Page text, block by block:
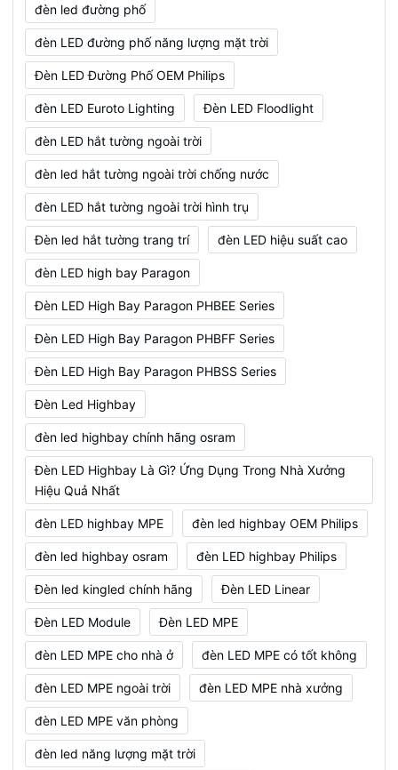
đèn led đường phố
đèn LED đường phố năng lượng mặt trời
Đèn LED Đường Phố OEM Philips
đèn LED Euroto Lighting Đèn LED Floodlight
đèn LED hắt tường ngoài trời
đèn led hắt tường ngoài trời chống nước
đèn LED hắt tường ngoài trời hình trụ
Đèn led hắt tường trang trí đèn LED hiệu suất cao
đèn LED high bay Paragon
Đèn LED High Bay Paragon PHBEE Series
Đèn LED High Bay Paragon PHBFF Series
Đèn LED High Bay Paragon PHBSS Series
Đèn Led Highbay
đèn led highbay chính hãng osram
Đèn LED Highbay Là Gì? Ứng Dụng Trong Nhà Xưởng
Hiệu Quả Nhất
đèn LED highbay MPE đèn led highbay OEM Philips
đèn led highbay osram đèn LED highbay Philips
Đèn led kingled chính hãng Đèn LED Linear
Đèn LED Module Đèn LED MPE
đèn LED MPE cho nhà ở đèn LED MPE có tốt không
đèn LED MPE ngoài trời đèn LED MPE nhà xưởng
đèn LED MPE văn phòng
đèn led năng lượng mặt trời